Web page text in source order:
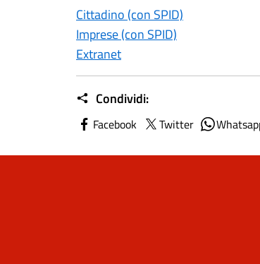
Cittadino (con SPID)
Imprese (con SPID)
Extranet
Condividi:
Facebook Twitter